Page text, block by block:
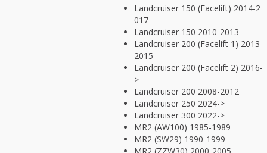
Landcruiser 150 (Facelift) 2014-2
017
Landcruiser 150 2010-2013
Landcruiser 200 (Facelift 1) 2013-
2015
Landcruiser 200 (Facelift 2) 2016-
>
Landcruiser 200 2008-2012
Landcruiser 250 2024->
Landcruiser 300 2022->
MR2 (AW100) 1985-1989
MR2 (SW29) 1990-1999